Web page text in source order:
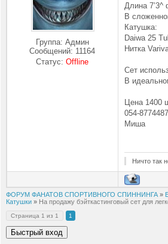
Группа: Админ
Сообщений: 11164
Статус:Offline
Длина 7’3^
В
Катушка:
Daiwa 25
Нитка
Сет
В
Цена 1400
054-8774487
Миша
Ничто так
ФОРУМ ФАНАТОВ СПОРТИВНОГО СПИННИНГА »
Катушки » На продажу бэйткастинговый сет для
Страница 1 из 1 1